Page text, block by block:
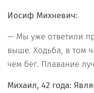
Иосиф Михневич:
— Мы уже ответили
выше. Ходьба, в том
чем бег. Плавание
Михаил, 42 года: